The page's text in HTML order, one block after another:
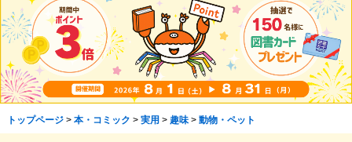
トップページ> 本・コミック > 実用 > 趣味> 動物・ペット